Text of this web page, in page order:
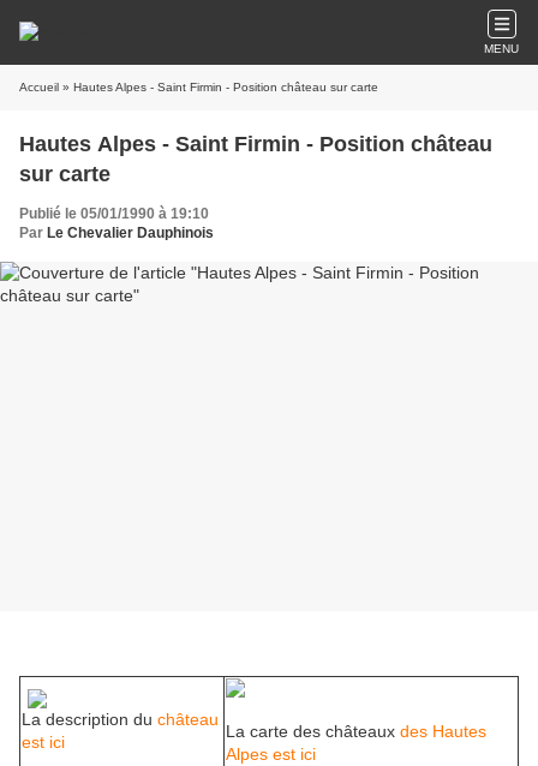
MENU
Accueil » Hautes Alpes - Saint Firmin - Position château sur carte
Hautes Alpes - Saint Firmin - Position château
sur carte
Publié le 05/01/1990 à 19:10
Par Le Chevalier Dauphinois
La description du château
est ici
La carte des châteaux des Hautes
Alpes est ici